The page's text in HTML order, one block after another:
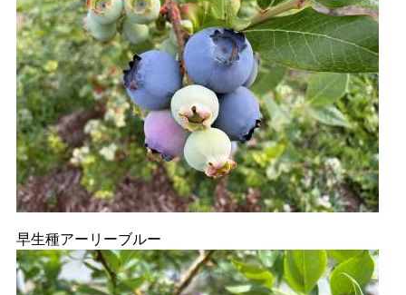
早生種アーリーブルー